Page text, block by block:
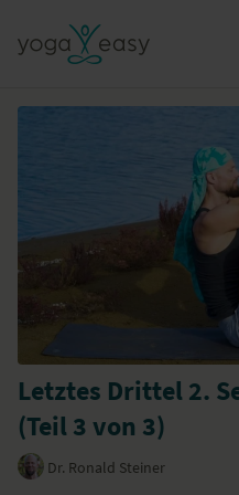
Letztes Drittel 2.
(Teil 3 von 3)
Dr. Ronald Steiner